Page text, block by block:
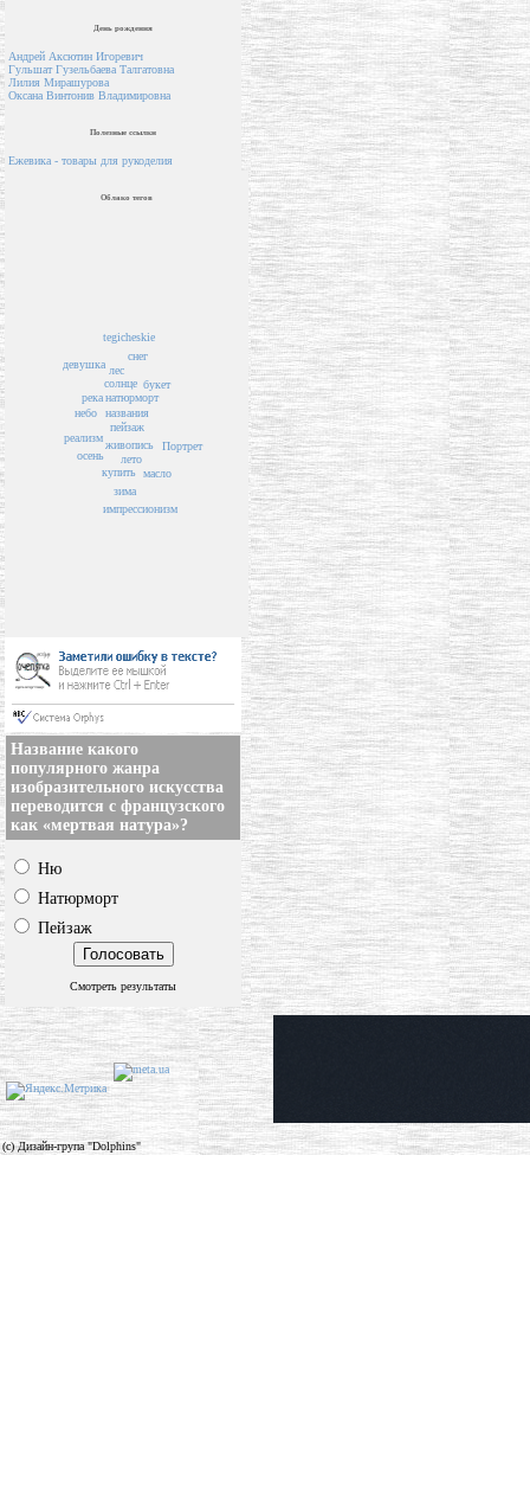
День рождения
Андрей Аксютин Игоревич
Гульшат Гузельбаева Талгатовна
Лилия Мирашурова
Оксана Винтонив Владимировна
Полезные ссылки
Ежевика - товары для рукоделия
Облако тегов
пейзаж
названия
живопись
лето
натюрморт
купить
солнце
лес
зима
осень
букет
масло
река
снег
tegicheskie
реализм
небо
импрессионизм
Портрет
девушка
Название какого
популярного жанра
изобразительного искусства
переводится с французского
как «мертвая натура»?
Ню
Натюрморт
Пейзаж
Смотреть результаты
(c) Дизайн-група "Dolphins"